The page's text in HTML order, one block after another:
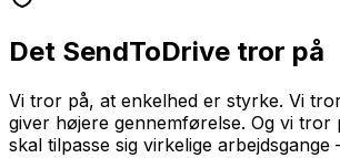
Det SendToDrive tror på
Vi tror på, at enkelhed er styrke. Vi
giver højere gennemførelse. Og vi
skal tilpasse sig virkelige